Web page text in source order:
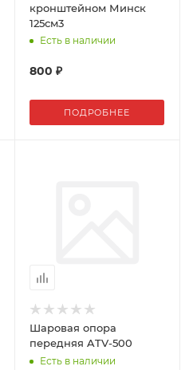
кронштейном Минск
125см3
Есть в наличии
800 ₽
ПОДРОБНЕЕ
Шаровая опора
передняя ATV-500
Есть в наличии